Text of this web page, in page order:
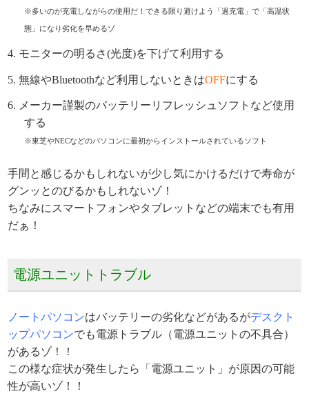
※多いのが充電しながらの使用だ！できる限り避けよう「過充電」で「高温状
態」になり劣化を早めるゾ
モニターの明るさ(光度)を下げて利用する
無線やBluetoothなど利用しないときはOFFにする
メーカー謹製のバッテリーリフレッシュソフトなど使用
する
※東芝やNECなどのパソコンに最初からインストールされているソフト
手間と感じるかもしれないが少し気にかけるだけで寿命が
グンッとのびるかもしれないゾ！
ちなみにスマートフォンやタブレットなどの端末でも有用
だぁ！
電源ユニットトラブル
ノートパソコンはバッテリーの劣化などがあるがデスクト
ップパソコンでも電源トラブル（電源ユニットの不具合）
があるゾ！！
この様な症状が発生したら「電源ユニット」が原因の可能
性が高いゾ！！